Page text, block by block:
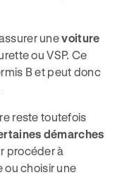
unevoiture
ou VSP. Ce
B et peut donc
reste toutefois
démarches
procéder à
ou choisir une